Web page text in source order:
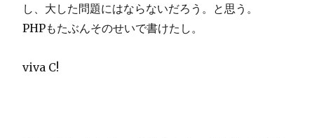
し、大した問題にはならないだろう。と思う。
PHPもたぶんそのせいで書けたし。
viva C!